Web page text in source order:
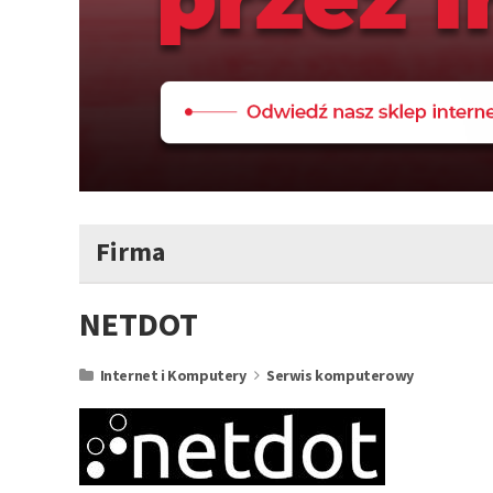
Firma
NETDOT
Internet i Komputery Serwis komputerowy